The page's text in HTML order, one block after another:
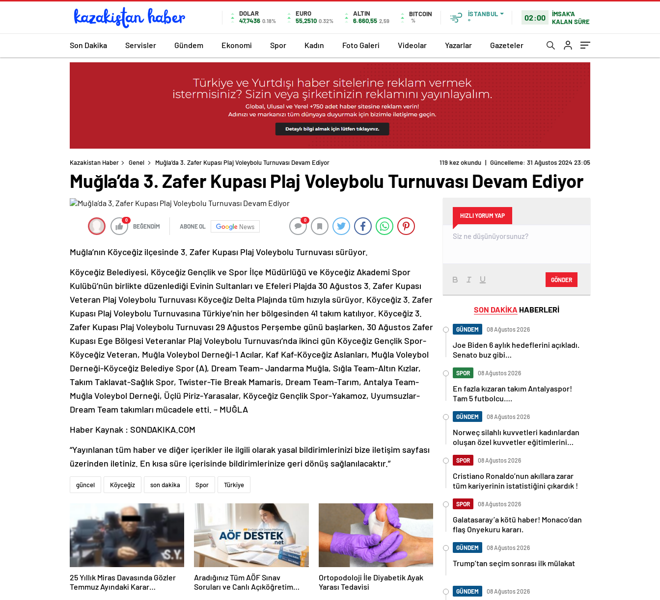
DOLAR
47,7436 0.18%
EURO
55,2510 0.32%
ALTIN
6.660,55 2,59
BITCOIN
%
İSTANBUL
°
02:00
İMSAK'A
KALAN SÜRE
Son Dakika Servisler Gündem Ekonomi Spor Kadın Foto Galeri Videolar Yazarlar Gazeteler
Kazakistan Haber Genel Muğla’da 3. Zafer Kupası Plaj Voleybolu Turnuvası Devam Ediyor 119 kez okundu | Güncelleme: 31 Ağustos 2024 23:05
Muğla’da 3. Zafer Kupası Plaj Voleybolu Turnuvası Devam Ediyor
0
BEĞENDİM ABONE OL News
0
Muğla’nın Köyceğiz ilçesinde 3. Zafer Kupası Plaj Voleybolu Turnuvası sürüyor.
Köyceğiz Belediyesi, Köyceğiz Gençlik ve Spor İlçe Müdürlüğü ve Köyceğiz Akademi Spor
Kulübü’nün birlikte düzenlediği Evinin Sultanları ve Efeleri Plajda 30 Ağustos 3. Zafer Kupası
Veteran Plaj Voleybolu Turnuvası Köyceğiz Delta Plajında tüm hızıyla sürüyor. Köyceğiz 3. Zafer
Kupası Plaj Voleybolu Turnuvasına Türkiye’nin her bölgesinden 41 takım katılıyor. Köyceğiz 3.
Zafer Kupası Plaj Voleybolu Turnuvası 29 Ağustos Perşembe günü başlarken, 30 Ağustos Zafer
Kupası Ege Bölgesi Veteranlar Plaj Voleybolu Turnuvası’nda ikinci gün Köyceğiz Gençlik Spor-
Köyceğiz Veteran, Muğla Voleybol Derneği-1 Acılar, Kaf Kaf-Köyceğiz Aslanları, Muğla Voleybol
Derneği-Köyceğiz Belediye Spor (A), Dream Team- Jandarma Muğla, Sığla Team-Altın Kızlar,
Takım Taklavat-Sağlık Spor, Twister-Tie Break Mamaris, Dream Team-Tarım, Antalya Team-
Muğla Voleybol Derneği, Üçlü Piriz-Yarasalar, Köyceğiz Gençlik Spor-Yakamoz, Uyumsuzlar-
Dream Team takımları mücadele etti. – MUĞLA
Haber Kaynak : SONDAKIKA.COM
“Yayınlanan tüm haber ve diğer içerikler ile ilgili olarak yasal bildirimlerinizi bize iletişim sayfası
üzerinden iletiniz. En kısa süre içerisinde bildirimlerinize geri dönüş sağlanılacaktır.”
güncel Köyceğiz son dakika Spor Türkiye
25 Yıllık Miras Davasında Gözler
Temmuz Ayındaki Karar
Aradığınız Tüm AÖF Sınav
Soruları ve Canlı Açıköğretim
Ortopodoloji İle Diyabetik Ayak
Yarası Tedavisi
HIZLI YORUM YAP
GÖNDER
SON DAKİKA HABERLERİ
GÜNDEM 08 Ağustos 2026
Joe Biden 6 aylık hedeflerini açıkladı.
Senato buz gibi…
SPOR 08 Ağustos 2026
En fazla kızaran takım Antalyaspor!
Tam 5 futbolcu….
GÜNDEM 08 Ağustos 2026
Norweç silahlı kuvvetleri kadınlardan
oluşan özel kuvvetler eğitimlerini
SPOR 08 Ağustos 2026
Cristiano Ronaldo’nun akıllara zarar
tüm kariyerinin istatistiğini çıkardık !
SPOR 08 Ağustos 2026
Galatasaray’a kötü haber! Monaco’dan
flaş Onyekuru kararı.
GÜNDEM 08 Ağustos 2026
Trump’tan seçim sonrası ilk mülakat
GÜNDEM 08 Ağustos 2026